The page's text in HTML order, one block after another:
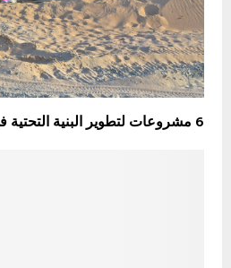
6 مشروعات لتطوير البنية التحتية في 4 مناطق بدبي